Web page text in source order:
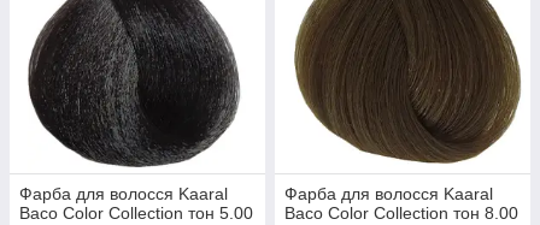
Фарба для волосся Kaaral
Baco Color Collection тон 5.00
Фарба для волосся Kaaral
Baco Color Collection тон 8.00